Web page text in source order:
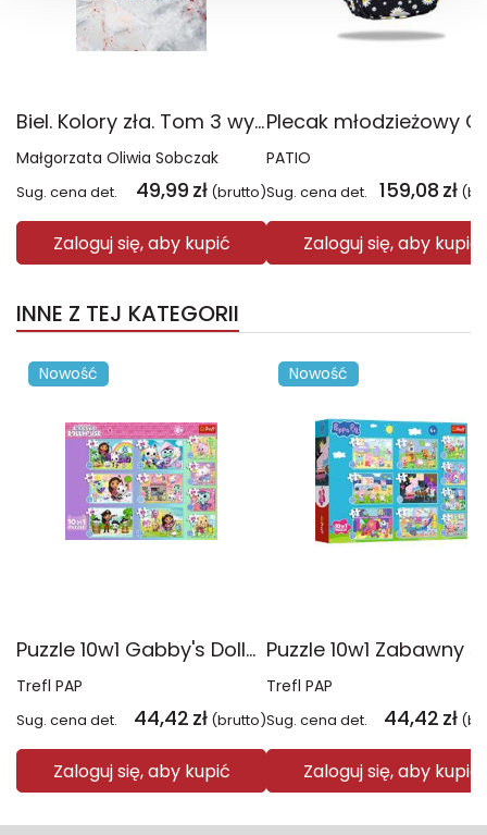
Biel. Kolory zła. Tom 3 wyd. 2025
Małgorzata Oliwia Sobczak
Sug. cena det. 49,99 zł (brutto)
Zaloguj się, aby kupić
PATIO
Sug. cena det. 159,08 zł
Zaloguj się, aby kupić
INNE Z TEJ KATEGORII
Nowość
Puzzle 10w1 Gabby's Dollhouse Gabby i jej świat 96014
Trefl PAP
Sug. cena det. 44,42 zł (brutto)
Zaloguj się, aby kupić
Nowość
Trefl PAP
Sug. cena det. 44,42 zł
Zaloguj się, aby kupić